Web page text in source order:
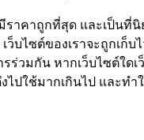
มีราคาถูกที่สุด และเป็น
เว็บไซต์ของเราจะถูกเ
ร่วมกัน หากเว็บไซต์ใด
ปใช้มากเกินไป และทำ